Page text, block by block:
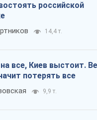
российской
14,4 т.
все, Киев выстоит.
потерять все
9,9 т.